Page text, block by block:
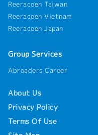
Reeracoen Taiwan
Reeracoen Vietnam
Reeracoen Japan
Group Services
Abroaders Career
About Us
Privacy Policy
Terms Of Use